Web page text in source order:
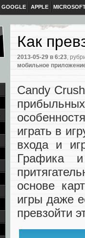
GOOGLE APPLE
Как
2013-05-29 в 6:23,
мобильное
Candy
играть в
входа и
Графика
основе
игры даже
превзойти